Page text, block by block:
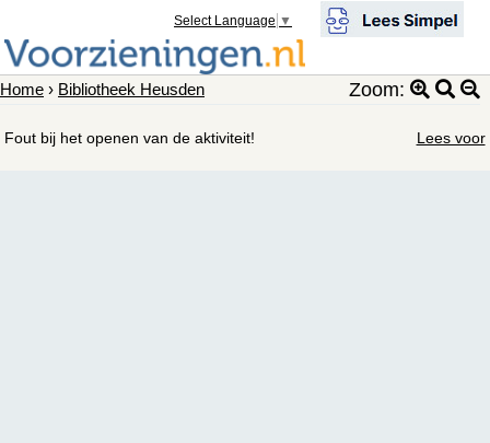
Select Language ▼
Home › Bibliotheek Heusden Zoom:
Lees voor
Fout bij het openen van de aktiviteit!